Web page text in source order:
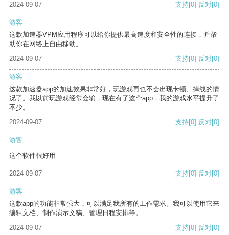
2024-09-07 支持[0] 反对[0]
游客
这款加速器VPM应用程序可以给你提供最高速度和安全性的连接，并帮
助你在网络上自由移动。
2024-09-07
支持[0] 反对[0]
游客
这款加速器app的加速效果非常好，玩游戏再也不会出现卡顿、掉线的情
况了。我以前玩游戏经常会输，现在有了这个app，我的游戏水平提升了
不少。
2024-09-07
支持[0] 反对[0]
游客
这个软件很好用
2024-09-07 支持[0] 反对[0]
游客
这款app的功能非常强大，可以满足我所有的工作需求。我可以使用它来
编辑文档、制作演示文稿、管理日程安排等。
2024-09-07
支持[0] 反对[0]